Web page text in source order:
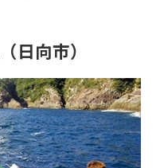
（日向市）